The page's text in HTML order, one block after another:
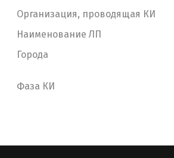
Организация, проводящая КИ
Наименование ЛП
Города
Фаза КИ